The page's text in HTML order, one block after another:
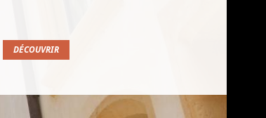
DÉCOUVRIR